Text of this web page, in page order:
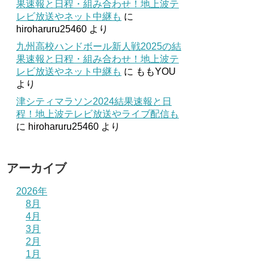
果速報と日程・組み合わせ！地上波テ
レビ放送やネット中継も に
hiroharuru25460 より
九州高校ハンドボール新人戦2025の結
果速報と日程・組み合わせ！地上波テ
レビ放送やネット中継も に ももYOU
より
津シティマラソン2024結果速報と日
程！地上波テレビ放送やライブ配信も
に hiroharuru25460 より
アーカイブ
2026年
8月
4月
3月
2月
1月